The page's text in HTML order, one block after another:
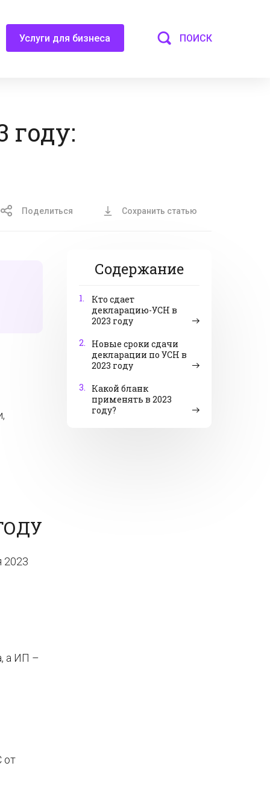
Услуги для бизнеса ПОИСК
году:
Поделиться Сохранить статью
Содержание
1.
Кто сдает
декларацию-УСН в
2023 году
2.
Новые сроки сдачи
декларации по УСН в
2023 году
3.
Какой бланк
применять в 2023
году?
2023
а ИП –
от